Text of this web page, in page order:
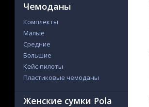
Чемоданы
Комплекты
Малые
Средние
Большие
Кейс-пилоты
Пластиковые чемоданы
Женские сумки Pola